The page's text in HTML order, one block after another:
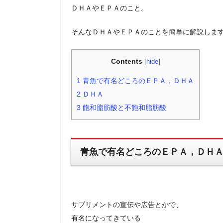
ＤＨＡやＥＰＡのこと。
そんなＤＨＡやＥＰＡのことを簡単に解説します
Contents [hide]
1 青魚で有名どころのＥＰＡ，ＤＨＡ
2 ＤＨＡ
3 飽和脂肪酸と不飽和脂肪酸
青魚で有名どころのＥＰＡ，ＤＨＡ
サプリメントの宣伝や広告とかで、
有名になってきている